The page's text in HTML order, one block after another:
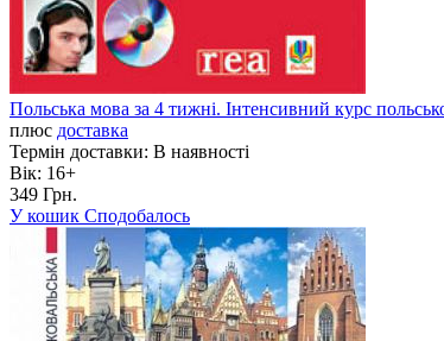
Польська мова за 4 тижні. Інтенсивний курс
плюс доставка
Термін доставки: В наявності
Вік: 16+
349 Грн.
У кошик Сподобалось